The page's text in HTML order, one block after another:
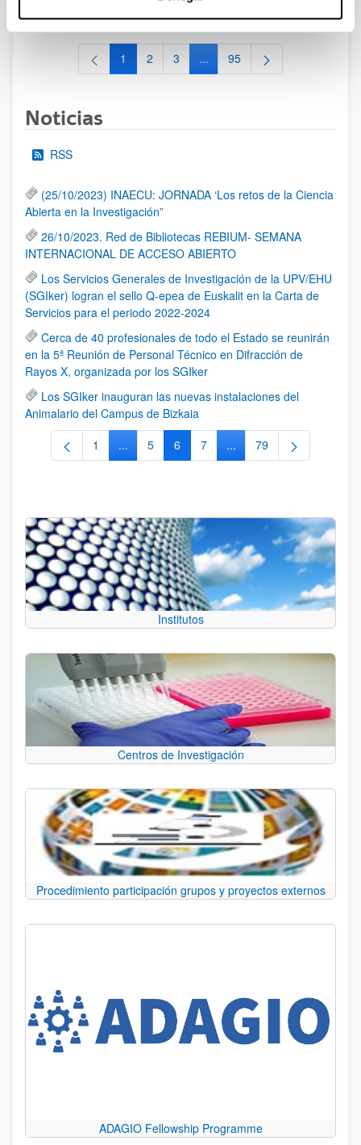
al 30/07/2026 (ambos incluídos)
Página
1 Página
2 Página
3 ...Páginas intermedias Use TAB
Página
95
Noticias
RSS
(25/10/2023) INAECU: JORNADA ‘Los retos de la Ciencia
Abierta en la Investigación”
26/10/2023. Red de Bibliotecas REBIUM- SEMANA
INTERNACIONAL DE ACCESO ABIERTO
Los Servicios Generales de Investigación de la UPV/EHU
(SGIker) logran el sello Q-epea de Euskalit en la Carta de
Servicios para el periodo 2022-2024
Cerca de 40 profesionales de todo el Estado se reunirán
en la 5ª Reunión de Personal Técnico en Difracción de
Rayos X, organizada por los SGIker
Los SGIker inauguran las nuevas instalaciones del
Animalario del Campus de Bizkaia
Página
1 ...Páginas intermedias Use TAB para
Página
5 Página
6 Página
7 ...Páginas intermedias
Página
79
Institutos
Centros de Investigación
Procedimiento participación grupos y proyectos externos
ADAGIO Fellowship Programme